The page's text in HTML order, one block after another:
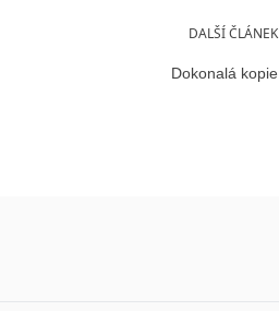
DALŠÍ ČLÁNEK
Dokonalá kopie